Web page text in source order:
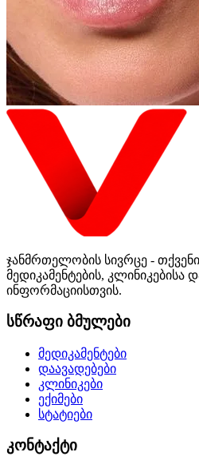
ჯანმრთელობის სივრცე -
მედიკამენტების, კლინიკებისა
ინფორმაციისთვის.
სწრაფი ბმულები
მედიკამენტები
დაავადებები
კლინიკები
ექიმები
სტატიები
კონტაქტი